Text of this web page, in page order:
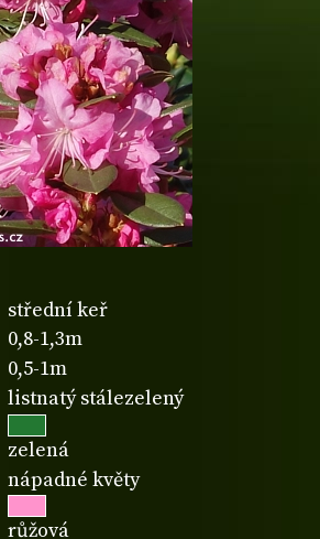
střední keř
0,8-1,3m
0,5-1m
listnatý stálezelený
zelená
nápadné květy
růžová